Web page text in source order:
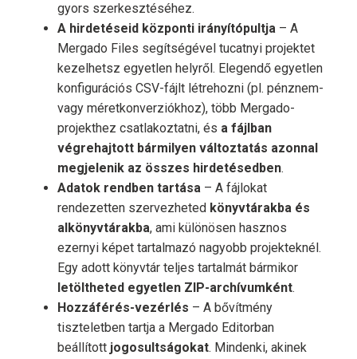
gyors szerkesztéséhez.
A hirdetéseid központi irányítópultja – A
Mergado Files segítségével tucatnyi projektet
kezelhetsz egyetlen helyről. Elegendő egyetlen
konfigurációs CSV-fájlt létrehozni (pl. pénznem-
vagy méretkonverziókhoz), több Mergado-
projekthez csatlakoztatni, és a fájlban
végrehajtott bármilyen változtatás azonnal
megjelenik az összes hirdetésedben.
Adatok rendben tartása – A fájlokat
rendezetten szervezheted könyvtárakba és
alkönyvtárakba, ami különösen hasznos
ezernyi képet tartalmazó nagyobb projekteknél.
Egy adott könyvtár teljes tartalmát bármikor
letöltheted egyetlen ZIP-archívumként.
Hozzáférés-vezérlés – A bővítmény
tiszteletben tartja a Mergado Editorban
beállított jogosultságokat. Mindenki, akinek